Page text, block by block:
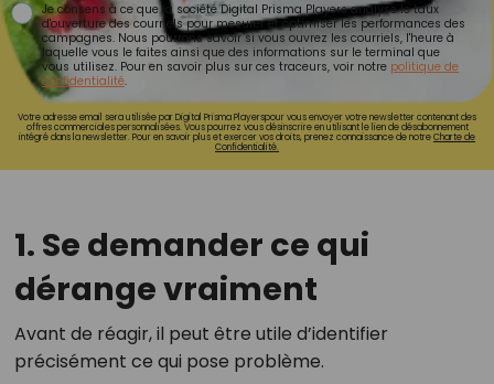
Je consens à ce que la société Digital Prisma Players analyse le taux
d'ouverture des courriels pour mesurer et optimiser les performances des
campagnes. Nous pourrons savoir si vous ouvrez les courriels, l'heure à
laquelle vous le faites ainsi que des informations sur le terminal que
vous utilisez. Pour en savoir plus sur ces traceurs, voir notre politique de
confidentialité.
Votre adresse email sera utilisée par Digital Prisma Playerspour vous envoyer votre newsletter contenant des
offres commerciales personnalisées. Vous pourrez vous désinscrire en utilisant le lien de désabonnement
intégré dans la newsletter. Pour en savoir plus et exercer vos droits, prenez connaissance de notreCharte de
Confidentialité.
1. Se demander ce qui
dérange vraiment
Avant de réagir, il peut être utile d’identifier
précisément ce qui pose problème.